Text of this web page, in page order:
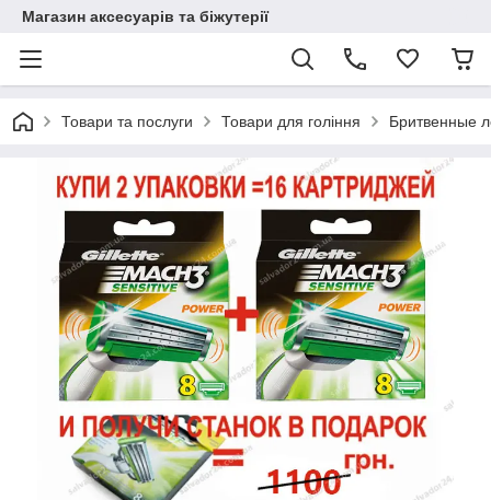
Магазин аксесуарів та біжутерії
Товари та послуги Товари для гоління Бритвенные